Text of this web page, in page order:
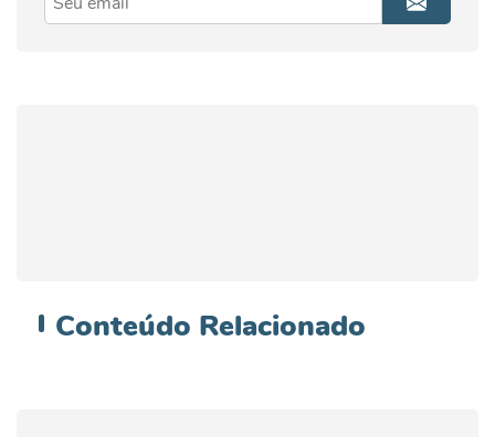
Conteúdo Relacionado